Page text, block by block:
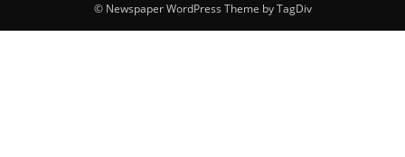
© Newspaper WordPress Theme by TagDiv